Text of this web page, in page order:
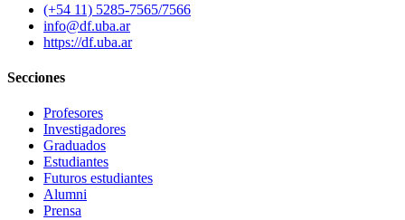
(+54 11) 5285-7565/7566
info@df.uba.ar
https://df.uba.ar
Secciones
Profesores
Investigadores
Graduados
Estudiantes
Futuros estudiantes
Alumni
Prensa